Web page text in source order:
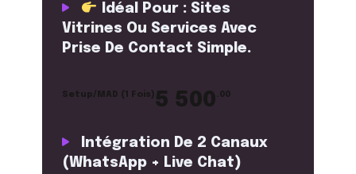
Idéal Pour : Sites
Vitrines Ou Services Avec
Prise De Contact Simple.
Setup/MAD (1 Fois)5 500 .00
Intégration De 2 Canaux
(WhatsApp + Live Chat)